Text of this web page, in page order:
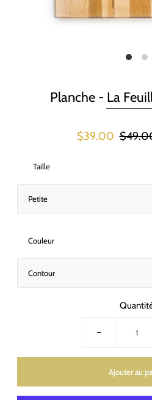
Planche - La
$39.00
Taille
Couleur
-